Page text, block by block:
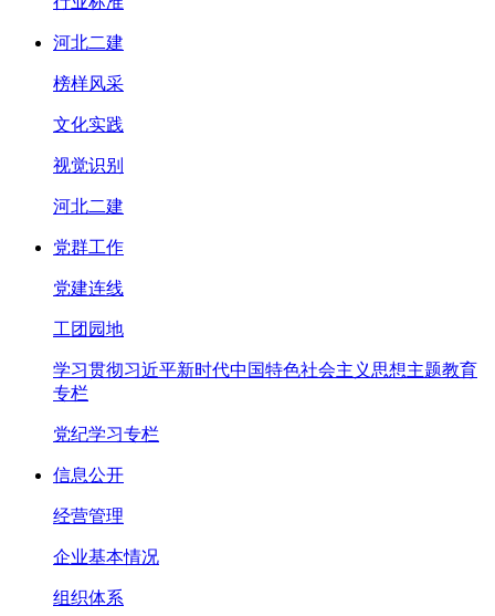
河北二建
榜样风采
文化实践
视觉识别
河北二建
党群工作
党建连线
工团园地
学习贯彻习近平新时代中国特色社会主义思想主题教育
专栏
党纪学习专栏
信息公开
经营管理
企业基本情况
组织体系